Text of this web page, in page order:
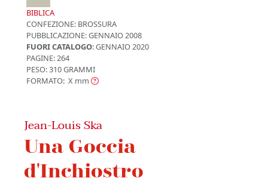
BIBLICA
CONFEZIONE: BROSSURA
PUBBLICAZIONE:GENNAIO 2008
FUORI CATALOGO: GENNAIO 2020
PAGINE: 264
PESO: 310 GRAMMI
FORMATO: X mm
Jean-Louis Ska
Una Goccia
d'Inchiostro